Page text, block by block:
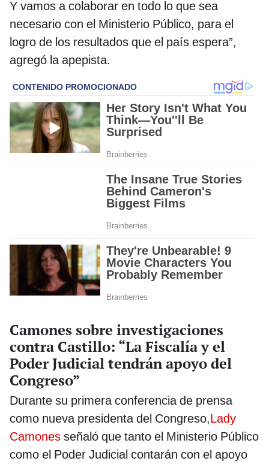
Y vamos a colaborar en todo lo que sea
necesario con el Ministerio Público, para el
logro de los resultados que el país espera”,
agregó la apepista.
Camones sobre investigaciones
contra Castillo: “La Fiscalía y el
Poder Judicial tendrán apoyo del
Congreso”
Durante su primera conferencia de prensa
como nueva presidenta del Congreso,Lady
Camones señaló que tanto el Ministerio Público
como el Poder Judicial contarán con el apoyo